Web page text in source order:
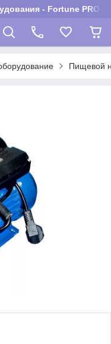
- Fortune PROM
Пищевой